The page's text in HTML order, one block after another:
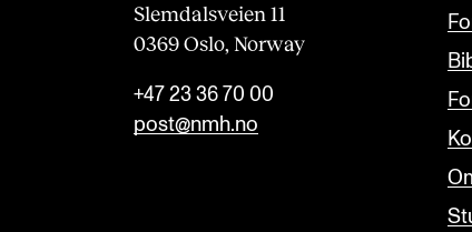
Slemdalsveien 11
0369 Oslo, Norway
+47 23 36 70 00
post@nmh.no